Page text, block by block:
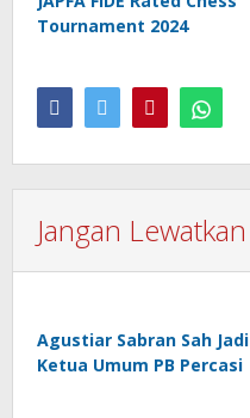
Tournament 2024
Jangan Lewatkan
Agustiar Sabran Sah Jadi
Ketua Umum PB Percasi